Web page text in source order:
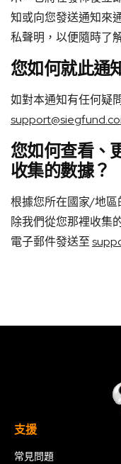
知或向您發送通知來
私聲明，以便隨時了
您如何就此通
如對本通知有任何疑
您如何查看、
收集的數據？
根據您所在國家/地區
除我們從您那裡收集
電子郵件發送至
支援
常見問題